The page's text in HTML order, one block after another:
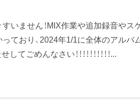
いません！MIX作業や追加録音や
ており、2024年1/1に全体のアル
てごめんなさい！！！！！！！！！！...